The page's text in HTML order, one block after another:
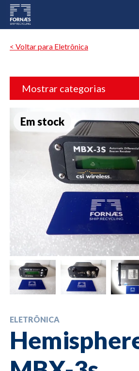
< Voltar para Eletrônica
Mostrar categorias
Em stock
ELETRÔNICA